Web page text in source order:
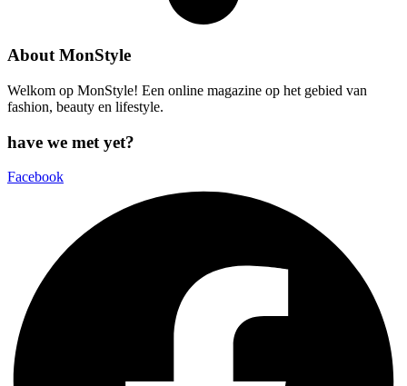
About MonStyle
Welkom op MonStyle! Een online magazine op het gebied van
fashion, beauty en lifestyle.
have we met yet?
Facebook